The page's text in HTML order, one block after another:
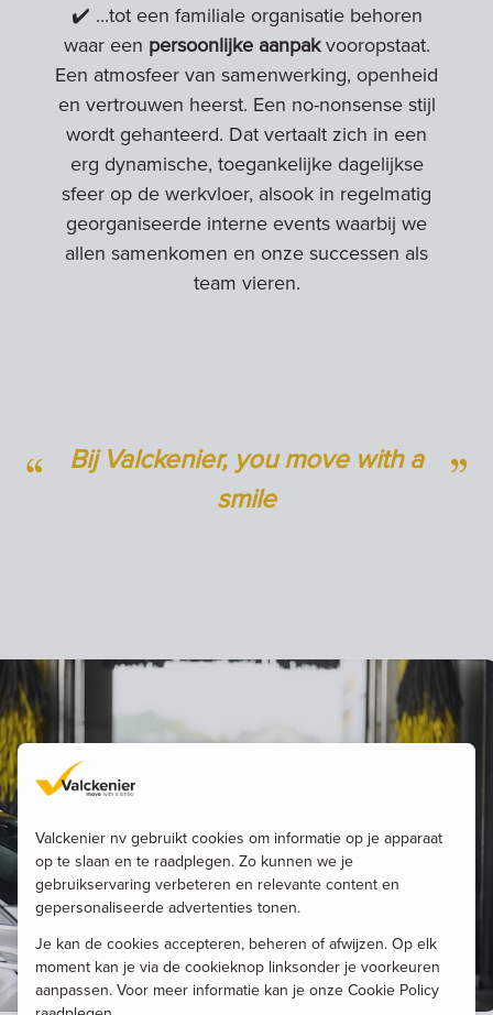
✔️ ...tot een familiale organisatie behoren
waar een persoonlijke aanpakvooropstaat.
Een atmosfeer van samenwerking, openheid
en vertrouwen heerst. Een no-nonsense stijl
wordt gehanteerd. Dat vertaalt zich in een
erg dynamische, toegankelijke dagelijkse
sfeer op de werkvloer, alsook in regelmatig
georganiseerde interne events waarbij we
allen samenkomen en onze successen als
team vieren.
Bij Valckenier, you move with a
smile
Valckenier nv gebruikt cookies om informatie op je apparaat
op te slaan en te raadplegen. Zo kunnen we je
gebruikservaring verbeteren en relevante content en
gepersonaliseerde advertenties tonen.
Je kan de cookies accepteren, beheren of afwijzen. Op elk
moment kan je via de cookieknop linksonder je voorkeuren
aanpassen. Voor meer informatie kan je onze Cookie Policy